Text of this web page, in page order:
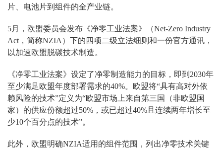
片、电池片到组件的全产业链。
5月，欧盟委员会发布《净零工业法案》（Net-Zero Industry
Act，简称NZIA）下的四项二级立法细则和一份官方通讯，
以加速欧盟脱碳技术制造。
《净零工业法案》设定了净零制造能力的目标，即到2030年
至少满足欧盟年度部署需求的40%。欧盟将“具有高对外依
赖风险的技术”定义为“欧盟市场上来自第三国（非欧盟国
家）的供应份额超过50%，或已超过40%且连续两年增长至
少10个百分点的技术”。
此外，欧盟明确NZIA适用的组件范围，列出净零技术关键